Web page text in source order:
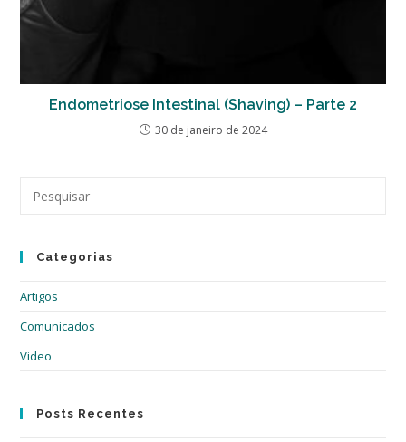
Endometriose Intestinal (Shaving) – Parte 2
30 de janeiro de 2024
Categorias
Artigos
Comunicados
Video
Posts Recentes